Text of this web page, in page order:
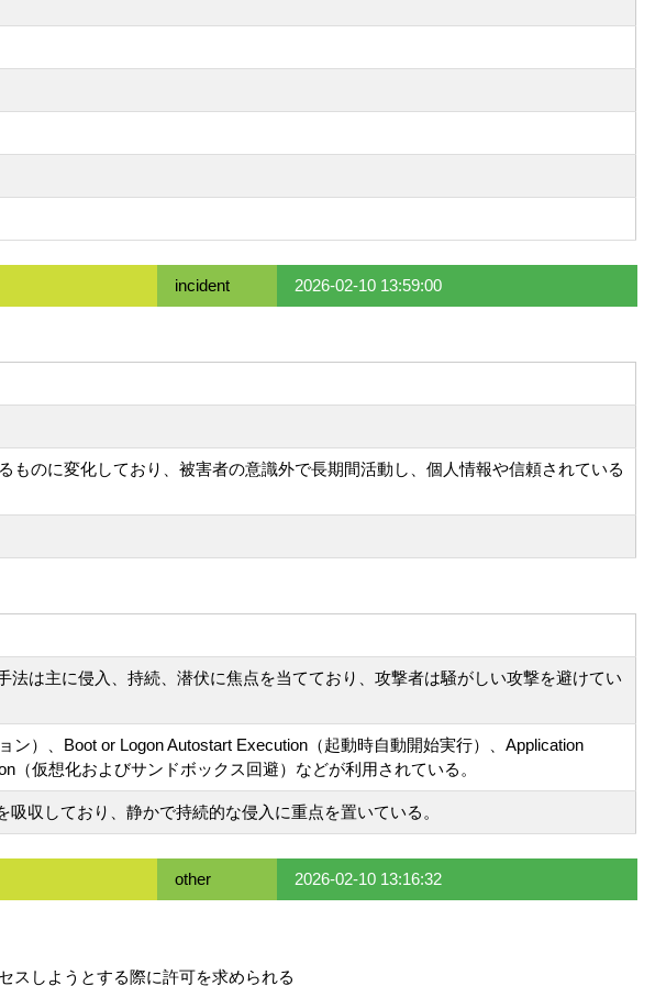
incident 2026-02-10 13:59:00
のに変化しており、被害者の意識外で長期間活動し、個人情報や信頼されている
は主に侵入、持続、潜伏に焦点を当てており、攻撃者は騒がしい攻撃を避けてい
）、Boot or Logon Autostart Execution（起動時自動開始実行）、Application
仮想化およびサンドボックス回避）などが利用されている。
収しており、静かで持続的な侵入に重点を置いている。
other 2026-02-10 13:16:32
スしようとする際に許可を求められる